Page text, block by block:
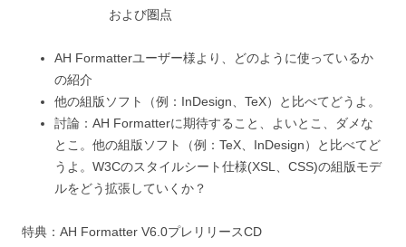
および圏点
AH Formatterユーザー様より、どのように使っているか
の紹介
他の組版ソフト（例：InDesign、TeX）と比べてどうよ。
討論：AH Formatterに期待すること、よいとこ、ダメな
とこ。他の組版ソフト（例：TeX、InDesign）と比べてど
うよ。W3Cのスタイルシート仕様(XSL、CSS)の組版モデ
ルをどう拡張していくか？
特典：AH Formatter V6.0プレリリースCD